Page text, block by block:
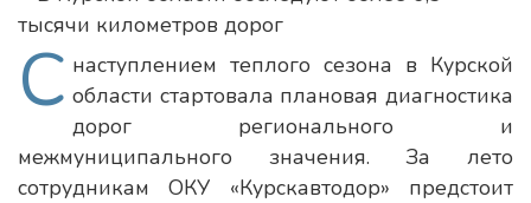
С наступлением теплого сезона в Курской
области стартовала плановая диагностика
дорог регионального и
межмуниципального значения. За лето
сотрудникам ОКУ «Курскавтодор» предстоит